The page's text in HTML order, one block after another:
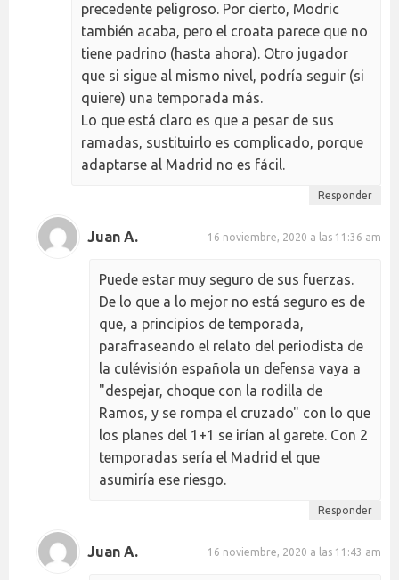
precedente peligroso. Por cierto, Modric
también acaba, pero el croata parece que no
tiene padrino (hasta ahora). Otro jugador
que si sigue al mismo nivel, podría seguir (si
quiere) una temporada más.
Lo que está claro es que a pesar de sus
ramadas, sustituirlo es complicado, porque
adaptarse al Madrid no es fácil.
Responder
Juan A. 16 noviembre, 2020 a las 11:36 am
Puede estar muy seguro de sus fuerzas.
De lo que a lo mejor no está seguro es de
que, a principios de temporada,
parafraseando el relato del periodista de
la culévisión española un defensa vaya a
"despejar, choque con la rodilla de
Ramos, y se rompa el cruzado" con lo que
los planes del 1+1 se irían al garete. Con 2
temporadas sería el Madrid el que
asumiría ese riesgo.
Responder
Juan A. 16 noviembre, 2020 a las 11:43 am